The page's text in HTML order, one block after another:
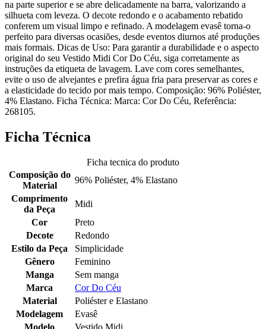
na parte superior e se abre delicadamente na barra, valorizando a
silhueta com leveza. O decote redondo e o acabamento rebatido
conferem um visual limpo e refinado. A modelagem evasê torna-o
perfeito para diversas ocasiões, desde eventos diurnos até produções
mais formais. Dicas de Uso: Para garantir a durabilidade e o aspecto
original do seu Vestido Midi Cor Do Céu, siga corretamente as
instruções da etiqueta de lavagem. Lave com cores semelhantes,
evite o uso de alvejantes e prefira água fria para preservar as cores e
a elasticidade do tecido por mais tempo. Composição: 96% Poliéster,
4% Elastano. Ficha Técnica: Marca: Cor Do Céu, Referência:
268105.
Ficha Técnica
Ficha tecnica do produto
Composição do
Material
96% Poliéster, 4% Elastano
Comprimento
da Peça
Midi
Cor
Preto
Decote
Redondo
Estilo da Peça
Simplicidade
Gênero
Feminino
Manga
Sem manga
Marca
Cor Do Céu
Material
Poliéster e Elastano
Modelagem
Evasê